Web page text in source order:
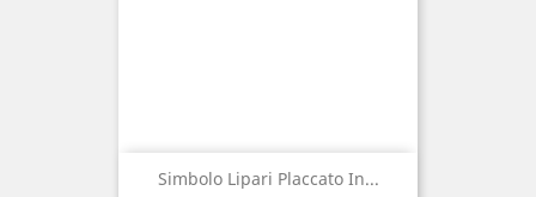
Simbolo Lipari Placcato In...